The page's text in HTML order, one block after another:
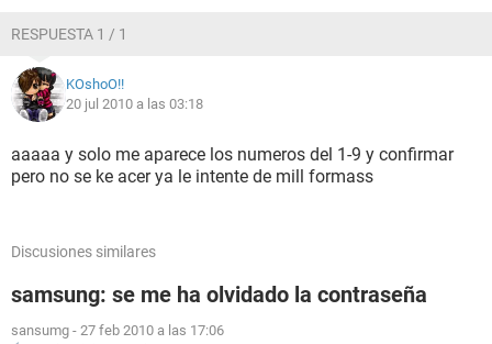
RESPUESTA 1 / 1
KOshoO!!
20 jul 2010 a las 03:18
aaaaa y solo me aparece los numeros del 1-9 y confirmar
pero no se ke acer ya le intente de mill formass
Discusiones similares
samsung: se me ha olvidado la contraseña
sansumg - 27 feb 2010 a las 17:06